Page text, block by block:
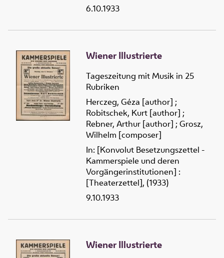
6.10.1933
Wiener Illustrierte
Tageszeitung mit Musik in 25
Rubriken
Herczeg, Géza [author] ;
Robitschek, Kurt [author] ;
Rebner, Arthur [author] ; Grosz,
Wilhelm [composer]
In: [Konvolut Besetzungszettel -
Kammerspiele und deren
Vorgängerinstitutionen] :
[Theaterzettel], (1933)
9.10.1933
Wiener Illustrierte